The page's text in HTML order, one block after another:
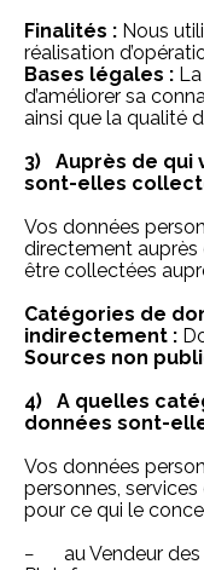
Finalités : Nous
réalisation
Bases légales :
d’améliorer sa
ainsi que la qualité
3) Auprès de qui
sont-elles
Vos données
directement
être collectées
Catégories de
indirectement :
Sources non
4) A quelles
données sont-
Vos données
personnes,
pour ce qui le
− au Vendeur des